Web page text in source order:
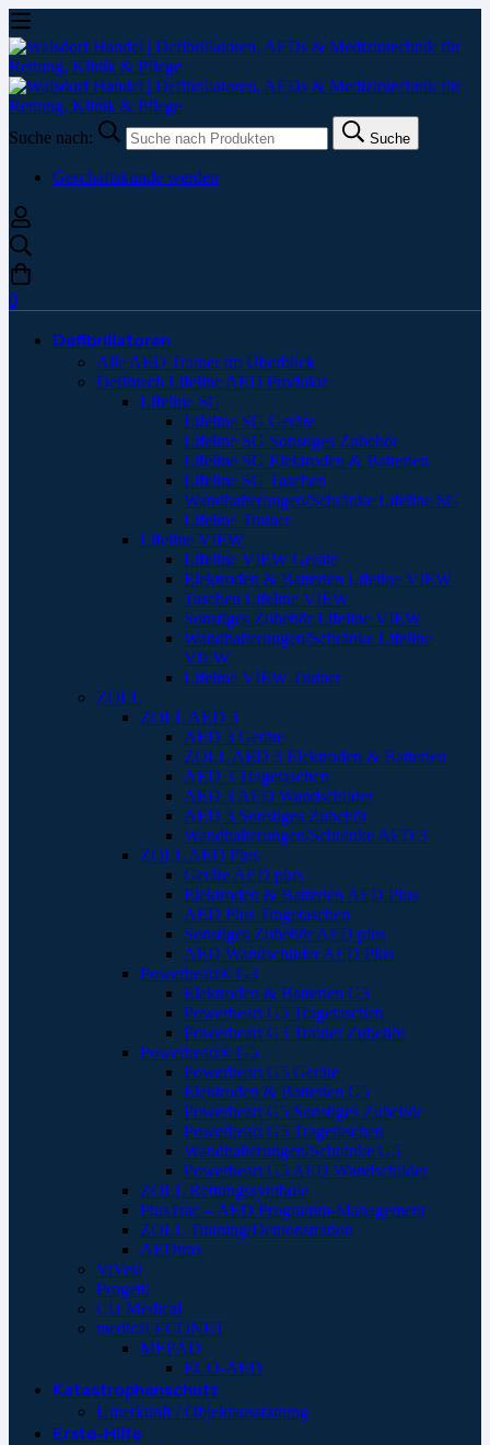
Suche nach: Suche
Geschäftskunde werden
0
Defibrillatoren
Alle AED Trainer im Überblick
Defibtech Lifeline AED Produkte
Lifeline SG
Lifeline SG Geräte
Lifeline SG Sonstiges Zubehör
Lifeline SG Elektroden & Batterien
Lifeline SG Taschen
Wandhalterungen/Schränke Lifeline SG
Lifeline Trainer
Lifeline VIEW
Lifeline VIEW Geräte
Elektroden & Batterien Lifeline VIEW
Taschen Lifeline VIEW
Sonstiges Zubehör Lifeline VIEW
Wandhalterungen/Schränke Lifeline
VIEW
Lifeline VIEW Trainer
ZOLL
ZOLL AED 3
AED 3 Geräte
ZOLL AED 3 Elektroden & Batterien
AED 3 Tragetaschen
AED 3 AED Wandschilder
AED 3 Sonstiges Zubehör
Wandhalterungen/Schränke AED 3
ZOLL AED Plus
Geräte AED plus
Elektroden & Batterien AED Plus
AED Plus Tragetaschen
Sonstiges Zubehör AED plus
AED Wandschilder AED Plus
Powerheart® G3
Elektroden & Batterien G3
Powerheart G5 Tragetaschen
Powerheart G3 Trainer Zubehör
Powerheart® G5
Powerheart G5 Geräte
Elektroden & Batterien G5
Powerheart G5 Sonstiges Zubehör
Powerheart G5 Tragetaschen
Wandhalterungen/Schränke G5
Powerheart G5 AED Wandschilder
ZOLL Rettungssymbole
PlusTrac – AED Programm-Management
ZOLL Training/Demonstration
AEDtrax
ViVest
Progetti
CU Medical
medical ECONET
MEPAD
ECO-AED
Katastrophenschutz
Unterkunft / Objektausstattung
Erste-Hilfe